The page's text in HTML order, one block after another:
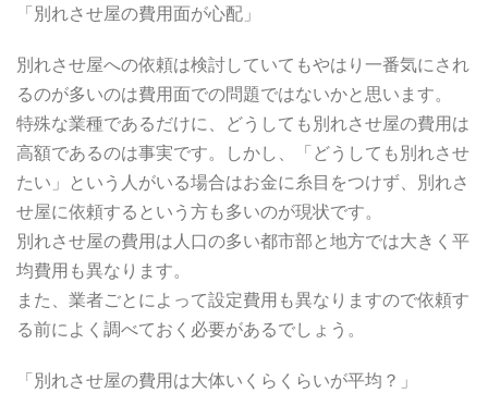
「別れさせ屋の費用面が心配」
別れさせ屋への依頼は検討していてもやはり一番気にされ
るのが多いのは費用面での問題ではないかと思います。
特殊な業種であるだけに、どうしても別れさせ屋の費用は
高額であるのは事実です。しかし、「どうしても別れさせ
たい」という人がいる場合はお金に糸目をつけず、別れさ
せ屋に依頼するという方も多いのが現状です。
別れさせ屋の費用は人口の多い都市部と地方では大きく平
均費用も異なります。
また、業者ごとによって設定費用も異なりますので依頼す
る前によく調べておく必要があるでしょう。
「別れさせ屋の費用は大体いくらくらいが平均？」